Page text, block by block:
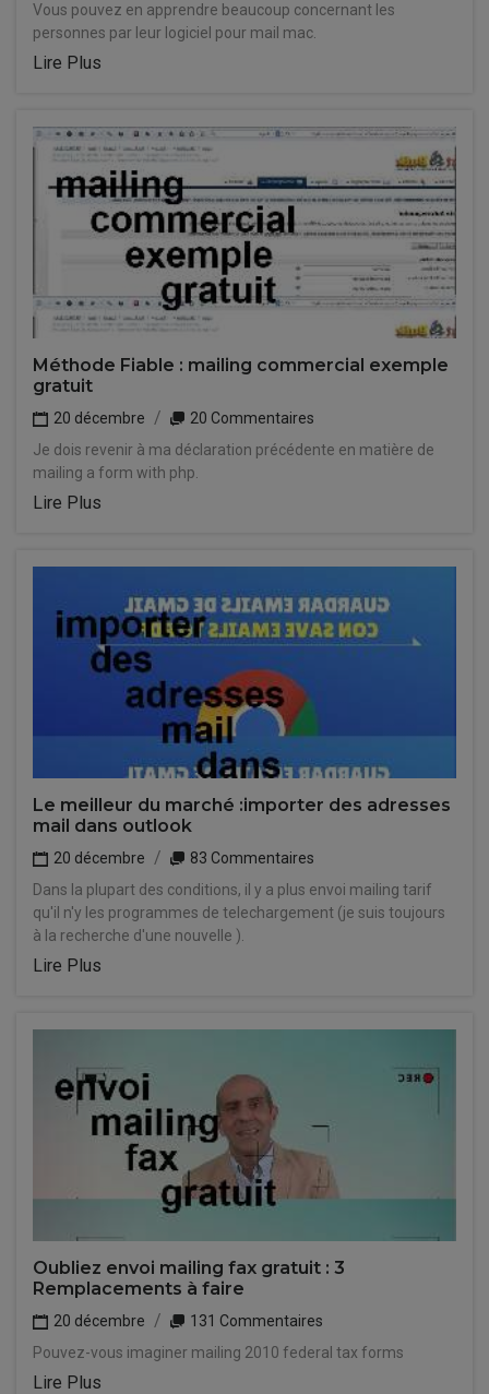
Vous pouvez en apprendre beaucoup concernant les
personnes par leur logiciel pour mail mac.
Lire Plus
Méthode Fiable : mailing commercial exemple
gratuit
20 décembre
20 Commentaires
Je dois revenir à ma déclaration précédente en matière de
mailing a form with php.
Lire Plus
Le meilleur du marché :importer des adresses
mail dans outlook
20 décembre
83 Commentaires
Dans la plupart des conditions, il y a plus envoi mailing tarif
qu'il n'y les programmes de telechargement (je suis toujours
à la recherche d'une nouvelle ).
Lire Plus
Oubliez envoi mailing fax gratuit : 3
Remplacements à faire
20 décembre
131 Commentaires
Pouvez-vous imaginer mailing 2010 federal tax forms
Lire Plus